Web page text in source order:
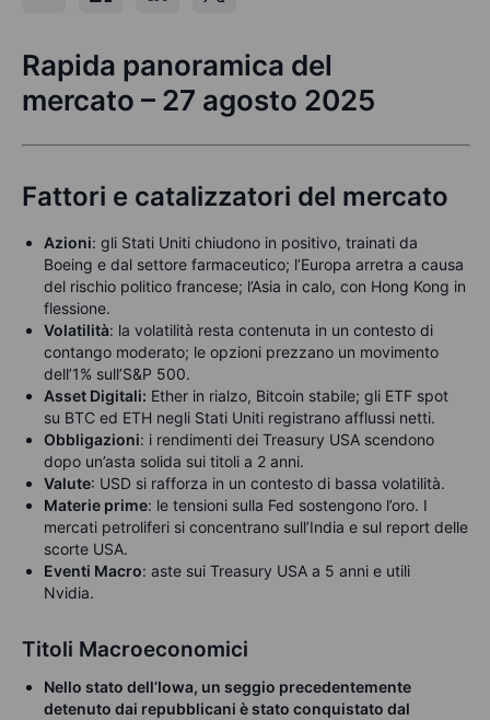
Rapida panoramica del
mercato – 27 agosto 2025
Fattori e catalizzatori del mercato
Azioni: gli Stati Uniti chiudono in positivo, trainati da
Boeing e dal settore farmaceutico; l’Europa arretra a causa
del rischio politico francese; l’Asia in calo, con Hong Kong in
flessione.
Volatilità: la volatilità resta contenuta in un contesto di
contango moderato; le opzioni prezzano un movimento
dell’1% sull’S&P 500.
Asset Digitali: Ether in rialzo, Bitcoin stabile; gli ETF spot
su BTC ed ETH negli Stati Uniti registrano afflussi netti.
Obbligazioni: i rendimenti dei Treasury USA scendono
dopo un’asta solida sui titoli a 2 anni.
Valute: USD si rafforza in un contesto di bassa volatilità.
Materie prime: le tensioni sulla Fed sostengono l’oro. I
mercati petroliferi si concentrano sull’India e sul report delle
scorte USA.
Eventi Macro: aste sui Treasury USA a 5 anni e utili
Nvidia.
Titoli Macroeconomici
Nello stato dell’Iowa, un seggio precedentemente
detenuto dai repubblicani è stato conquistato dal